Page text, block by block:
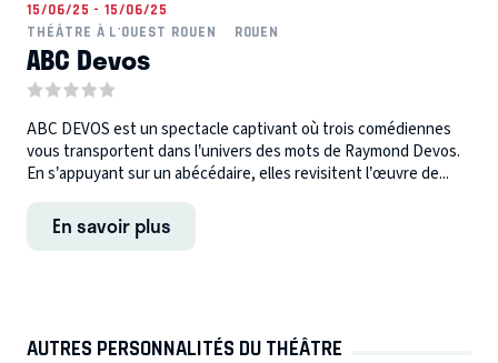
15/06/25 - 15/06/25
THÉÂTRE À L'OUEST ROUEN
ROUEN
ABC Devos
ABC DEVOS est un spectacle captivant où trois comédiennes
vous transportent dans l’univers des mots de Raymond Devos.
En s’appuyant sur un abécédaire, elles revisitent l’œuvre de...
En savoir plus
AUTRES PERSONNALITÉS DU THÉÂTRE